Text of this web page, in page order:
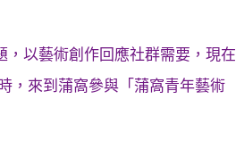
以藝術創作回應社群需要，現在
，來到蒲窩參與「蒲窩青年藝術